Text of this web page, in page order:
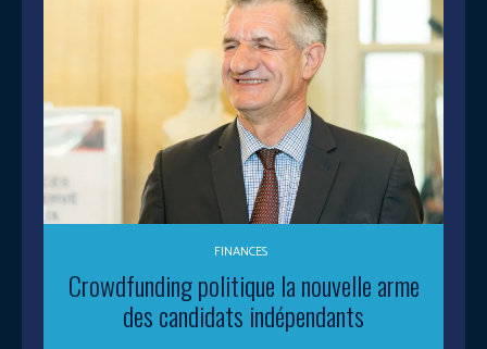
FINANCES
Crowdfunding politique la nouvelle arme
des candidats indépendants